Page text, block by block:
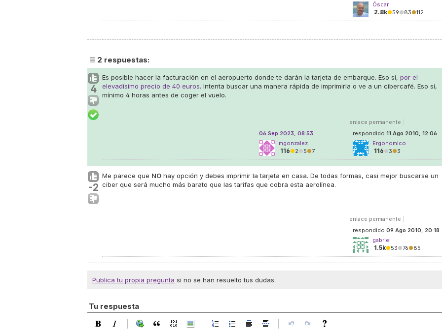
Óscar
2.8k●59●83●112
2 respuestas:
4
Es posible hacer la facturación en el aeropuerto donde te darán la tarjeta de embarque. Eso sí, por el
elevadísimo precio de 40 euros. Intenta buscar una manera rápida de imprimirla o ve a un cibercafé. Eso sí,
mínimo 4 horas antes de coger el vuelo.
enlace permanente
respondido 11 Ago 2010, 12:06
Ergonomico
116●3●3
06 Sep 2023, 08:53
mgonzalez
116●2●5●7
-2
Me parece que NO hay opción y debes imprimir la tarjeta en casa. De todas formas, casi mejor buscarse un
ciber que será mucho más barato que las tarifas que cobra esta aerolínea.
enlace permanente
respondido 09 Ago 2010, 20:18
gabriel
1.5k●53●76●85
Publica tu propia pregunta si no se han resuelto tus dudas.
Tu respuesta